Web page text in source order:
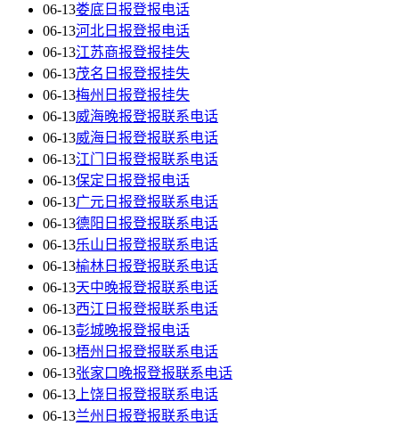
06-13娄底日报登报电话
06-13河北日报登报电话
06-13江苏商报登报挂失
06-13茂名日报登报挂失
06-13梅州日报登报挂失
06-13威海晚报登报联系电话
06-13威海日报登报联系电话
06-13江门日报登报联系电话
06-13保定日报登报电话
06-13广元日报登报联系电话
06-13德阳日报登报联系电话
06-13乐山日报登报联系电话
06-13榆林日报登报联系电话
06-13天中晚报登报联系电话
06-13西江日报登报联系电话
06-13彭城晚报登报电话
06-13梧州日报登报联系电话
06-13张家口晚报登报联系电话
06-13 上饶日报登报联系电话
06-13兰州日报登报联系电话